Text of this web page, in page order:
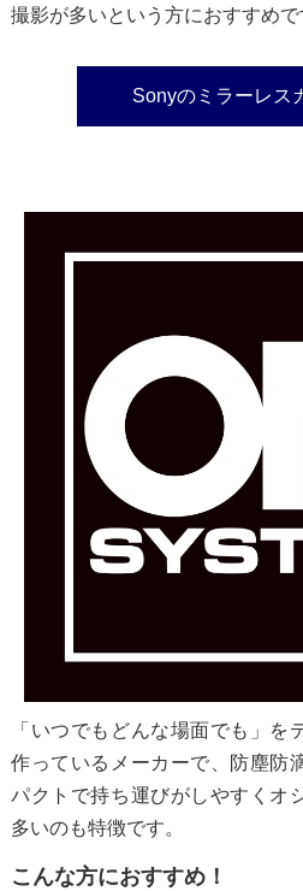
撮影が多いという方におすすめで
Sonyのミラーレス
「いつでもどんな場面でも」を
作っているメーカーで、防塵防
パクトで持ち運びがしやすくオ
多いのも特徴です。
こんな方におすすめ！